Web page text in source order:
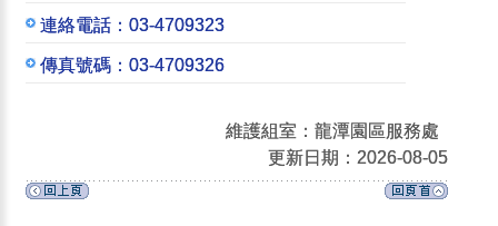
連絡電話：03-4709323
傳真號碼：03-4709326
維護組室：龍潭園區服務處
更新日期：2026-08-05